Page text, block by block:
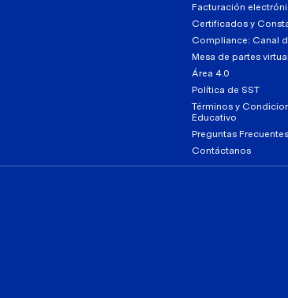
Facturación
Certificados y
Compliance: Canal
Mesa de partes virtual
Área 4.0
Política de SST
Términos y
Educativo
Preguntas Frecuentes
Contáctanos